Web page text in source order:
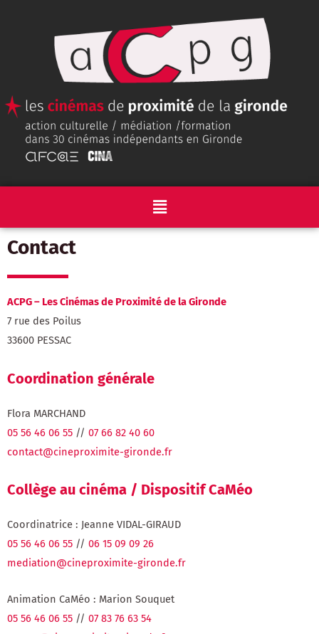
Contact
ACPG – Les Cinémas de Proximité de la Gironde
7 rue des Poilus
33600 PESSAC
Coordination générale
Flora MARCHAND
05 56 46 06 55 // 07 66 82 40 60
contact@cineproximite-gironde.fr
Collège au cinéma / Dispositif CaMéo
Coordinatrice : Jeanne VIDAL-GIRAUD
05 56 46 06 55 // 06 15 09 09 26
mediation@cineproximite-gironde.fr
Animation CaMéo : Marion Souquet
05 56 46 06 55 // 07 83 76 63 54